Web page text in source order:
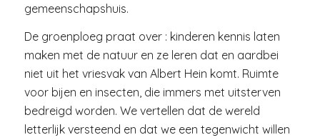
gemeenschapshuis.
De groenploeg praat over : kinderen kennis laten
maken met de natuur en ze leren dat en aardbei
niet uit het vriesvak van Albert Hein komt. Ruimte
voor bijen en insecten, die immers met uitsterven
bedreigd worden. We vertellen dat de wereld
letterlijk versteend en dat we een tegenwicht willen